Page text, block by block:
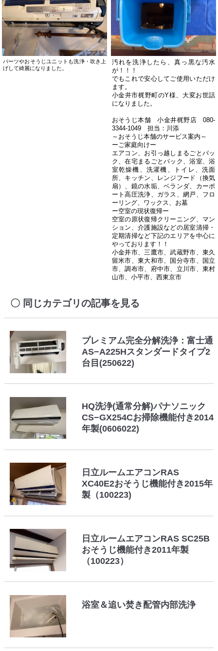
パーツやおそうじユニットも洗浄・吹き上
げして綺麗になりました。
汚れを洗浄したら、真っ黒な汚水
が！！！
でもこれで安心してご使用いただけ
ます。
小金井市梶野町のY様、大変お世話
になりました。
おそうじ本舗 小金井梶野店 080-
3344-1049 担当：川添
～おそうじ本舗のサービス案内～
ーご家庭向けー
エアコン、お引っ越しまるごとパッ
ク、在宅まるごとパック、浴室、浴
室乾燥機、洗濯機、トイレ、洗面
所、キッチン、レンジフード（換気
扇）、鏡の水垢、ベランダ、カーポ
ート高圧洗浄、ガラス、網戸、フロ
ーリング、ワックス、お墓
ー空室の現状復帰ー
空室の原状復帰クリーニング、マン
ション、介護施設などの居室清掃・
定期清掃など下記のエリアを中心に
やっております！！
小金井市、三鷹市、武蔵野市、東久
留米市、東大和市、国分寺市、国立
市、調布市、府中市、立川市、東村
山市、小平市、西東京市
同じカテゴリの記事を見る
プレミアム完全分解洗浄：富士通
AS−A225Hスタンダードタイプ2
台目(250622)
HQ洗浄(通常分解)パナソニック
CS−GX254Cお掃除機能付き2014
年製(0606022)
日立ルームエアコンRAS
XC40E2おそうじ機能付き2015年
製（100223)
日立ルームエアコンRAS SC25B
おそうじ機能付き2011年製
（100223）
浴室＆追い焚き配管内部洗浄